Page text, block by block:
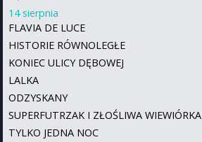
14 sierpnia
FLAVIA DE LUCE
HISTORIE RÓWNOLEGŁE
KONIEC ULICY DĘBOWEJ
LALKA
ODZYSKANY
SUPERFUTRZAK I ZŁOŚLIWA WIEWIÓRKA
TYLKO JEDNA NOC